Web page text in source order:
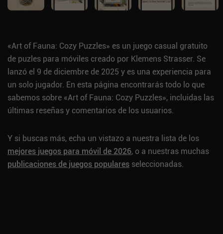
«Art of Fauna: Cozy Puzzles» es un juego casual gratuito
de puzles para móviles creado por Klemens Strasser. Se
lanzó el 9 de diciembre de 2025 y es una experiencia para
un solo jugador. En esta página encontrarás todo lo que
sabemos sobre «Art of Fauna: Cozy Puzzles», incluidas las
últimas reseñas y comentarios de los usuarios.
Y si buscas más, echa un vistazo a nuestra lista de los
mejores juegos para móvil de 2026, o a nuestras muchas
publicaciones de juegos populares seleccionadas.